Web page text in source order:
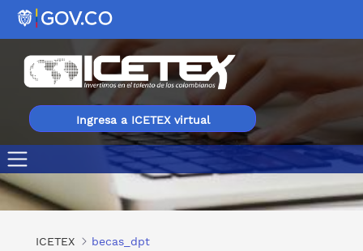
Ingresa a ICETEX virtual
Becas del 100 para maestrías en diferentes áreas en UNIR
ICETEX becas_dpt